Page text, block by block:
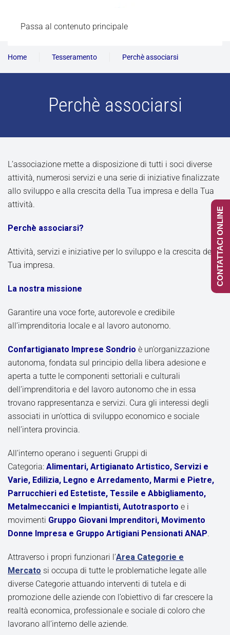
Passa al contenuto principale
Home Tesseramento Perchè associarsi
Perchè associarsi
L’associazione mette a disposizione di tutti i soci diverse
attività, numerosi servizi e una serie di iniziative finalizzate
allo sviluppo e alla crescita della Tua impresa e della Tua
attività.
Perchè associarsi?
Attività, servizi e iniziative per lo sviluppo e la crescita della
Tua impresa.
La nostra missione
Garantire una voce forte, autorevole e credibile
all’imprenditoria locale e al lavoro autonomo.
Confartigianato Imprese Sondrio è un’organizzazione
autonoma, fondata sul principio della libera adesione e
aperta a tutte le componenti settoriali e culturali
dell’imprenditoria e del lavoro autonomo che in essa
trovano rappresentanza e servizi. Cura gli interessi degli
associati in un’ottica di sviluppo economico e sociale
nell’intera provincia.
All’interno operano i seguenti Gruppi di
Categoria: Alimentari, Artigianato Artistico, Servizi e
Varie, Edilizia, Legno e Arredamento, Marmi e Pietre,
Parrucchieri ed Estetiste, Tessile e Abbigliamento,
Metalmeccanici e Impiantisti, Autotrasporto e i
movimenti Gruppo Giovani Imprenditori, Movimento
Donne Impresa e Gruppo Artigiani Pensionati ANAP.
Attraverso i propri funzionari l’Area Categorie e
Mercato si occupa di tutte le problematiche legate alle
diverse Categorie attuando interventi di tutela e di
promozione delle aziende con l’obiettivo di far crescere la
realtà economica, professionale e sociale di coloro che
lavorano all’interno delle aziende.
CONTATTACI ONLINE